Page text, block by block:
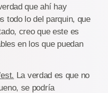
que ahí hay
todo lo del parquin, que
creo que este es
en los que puedan
La verdad es que no
se podría